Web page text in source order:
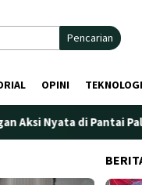
Pencarian
OPINI TEKNOLOGI
di Pantai Palippis: